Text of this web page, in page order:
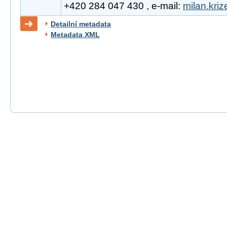
+420 284 047 430 , e-mail:
Detailní metadata
Metadata XML